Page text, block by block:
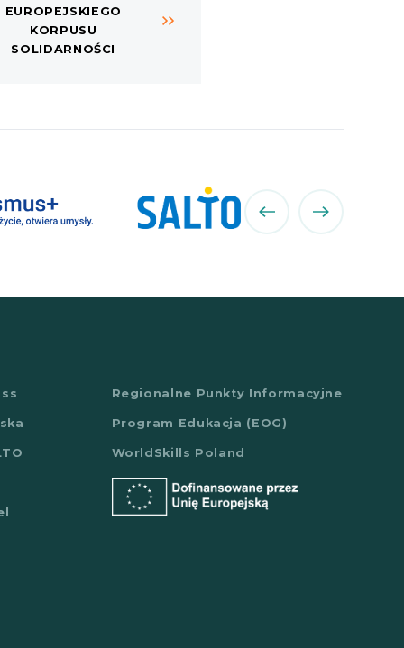
EUROPEJSKIEGO
KORPUSU
SOLIDARNOŚCI
poprzedninastępny
Regionalne Punkty Informacyjne
Program Edukacja (EOG)
WorldSkills Poland